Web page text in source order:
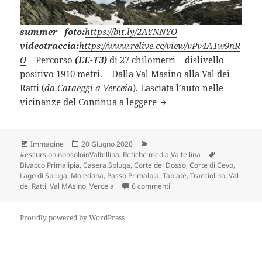
summer–foto:https://bit.ly/2AYNNYO –
videotraccia:https://www.relive.cc/view/vPv4A1w9nR
O – Percorso (EE-T3) di 27 chilometri – dislivello
positivo 1910 metri. – Dalla Val Masino alla Val dei
Ratti (da Cataeggi a Verceia). Lasciata l’auto nelle
vicinanze delContinua a leggere PASSO PRIMALPIA
Formato
Immagine
Scritto
il
20 Giugno 2020
#escursioninonsoloinValtellina, Retiche media Valtellina
Bivacco Primalipia,Casera Spluga,Corte del Dosso,Corte di Cevo,
Lago di Spluga, Moledana, Passo Primalpia,Tabiate,Tracciolino,Val
dei Ratti,Val MAsino,Verceia 6 commenti
Proudly powered by WordPress